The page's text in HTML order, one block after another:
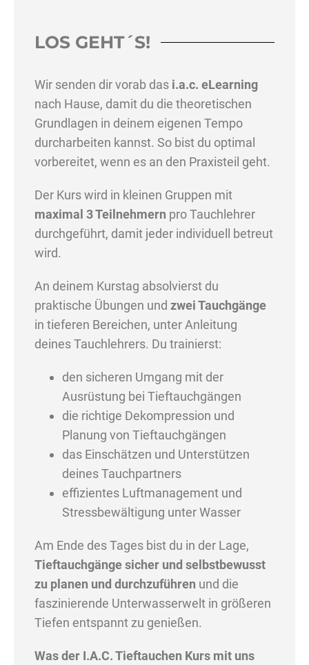
LOS GEHT´S!
Wir senden dir vorab das i.a.c. eLearning
nach Hause, damit du die theoretischen
Grundlagen in deinem eigenen Tempo
durcharbeiten kannst. So bist du optimal
vorbereitet, wenn es an den Praxisteil geht.
Der Kurs wird in kleinen Gruppen mit
maximal 3 Teilnehmern pro Tauchlehrer
durchgeführt, damit jeder individuell betreut
wird.
An deinem Kurstag absolvierst du
praktische Übungen undzwei Tauchgänge
in tieferen Bereichen, unter Anleitung
deines Tauchlehrers. Du trainierst:
den sicheren Umgang mit der
Ausrüstung bei Tieftauchgängen
die richtige Dekompression und
Planung von Tieftauchgängen
das Einschätzen und Unterstützen
deines Tauchpartners
effizientes Luftmanagement und
Stressbewältigung unter Wasser
Am Ende des Tages bist du in der Lage,
Tieftauchgänge sicher und selbstbewusst
zu planen und durchzuführen und die
faszinierende Unterwasserwelt in größeren
Tiefen entspannt zu genießen.
Was der I.A.C. Tieftauchen Kurs mit uns